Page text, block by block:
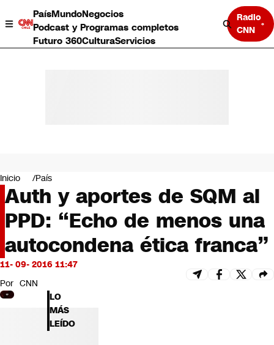
PaísMundoNegocios
Podcast y Programas completos
Futuro 360CulturaServicios
Radio
CNN
Negocios
Deportes
Programas completos
Cultura
Servicios
Bits
CNN tiempo
Futuro 360
Opinión
Inicio País
Auth y aportes de SQM al
PPD: “Echo de menos una
autocondena ética franca”
11- 09- 2016 11:47
Por CNN
LO
MÁS
LEÍDO